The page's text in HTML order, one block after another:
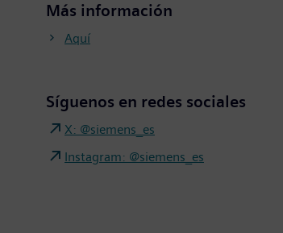
Más información
Aquí
Síguenos en redes sociales
X: @siemens_es
Instagram: @siemens_es